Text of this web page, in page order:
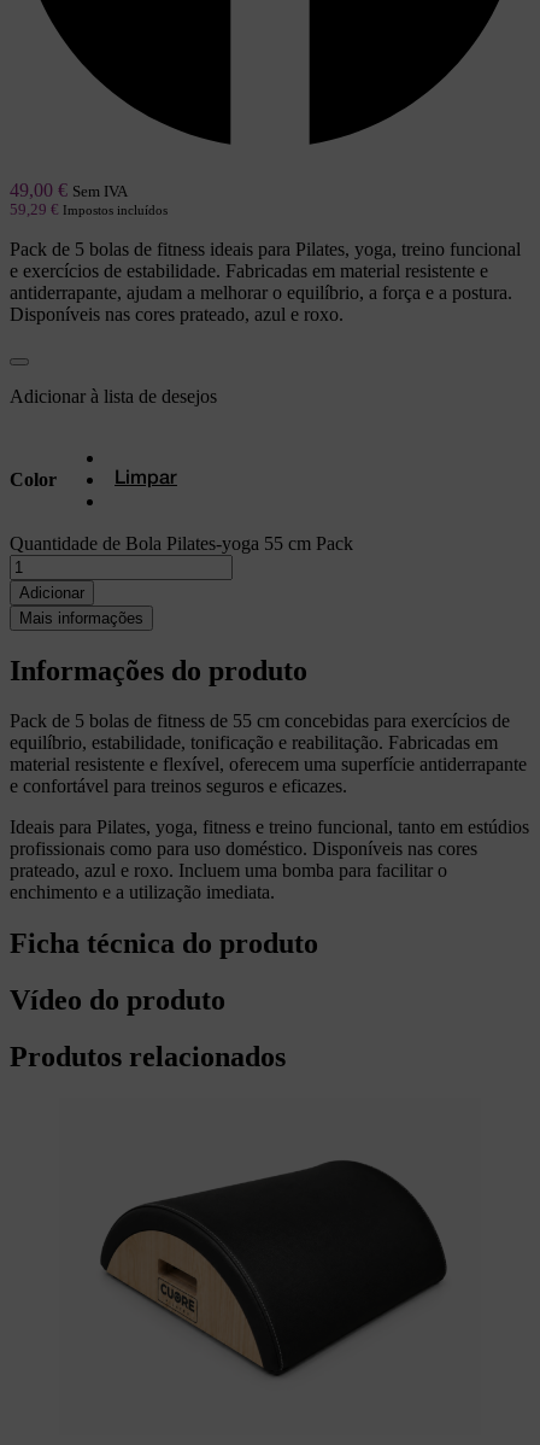
49,00 € Sem IVA
59,29 € Impostos incluídos
Pack de 5 bolas de fitness ideais para Pilates, yoga, treino funcional
e exercícios de estabilidade. Fabricadas em material resistente e
antiderrapante, ajudam a melhorar o equilíbrio, a força e a postura.
Disponíveis nas cores prateado, azul e roxo.
Adicionar à lista de desejos
Color Limpar
Quantidade de Bola Pilates-yoga 55 cm Pack
Adicionar
Mais informações
Informações do produto
Pack de 5 bolas de fitness de 55 cm concebidas para exercícios de
equilíbrio, estabilidade, tonificação e reabilitação. Fabricadas em
material resistente e flexível, oferecem uma superfície antiderrapante
e confortável para treinos seguros e eficazes.
Ideais para Pilates, yoga, fitness e treino funcional, tanto em estúdios
profissionais como para uso doméstico. Disponíveis nas cores
prateado, azul e roxo. Incluem uma bomba para facilitar o
enchimento e a utilização imediata.
Ficha técnica do produto
Vídeo do produto
Produtos relacionados